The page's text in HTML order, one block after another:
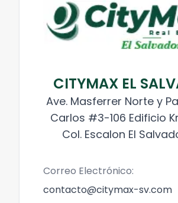
CITYMAX EL
Ave. Masferrer Norte y
Carlos #3-106 Edificio
Col. Escalon El
Correo Electrónico:
contacto@citymax-sv.com